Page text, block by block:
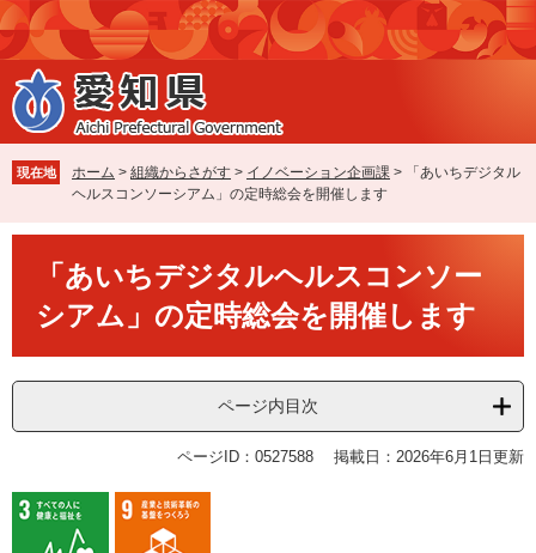
ペ
ー
ジ
の
先
で
す
メ
ニ
ュ
ー
を
ば
し
本
現在地 ホーム > 組織からさがす > イノベーション企画課 >
「あいちデジタル
ヘルスコンソーシアム」の定時総会を開催します
「あいちデジタルヘルスコンソー
シアム」の定時総会を開催します
ページ内目次
ページID：0527588 掲載日：2026年6月1日更新